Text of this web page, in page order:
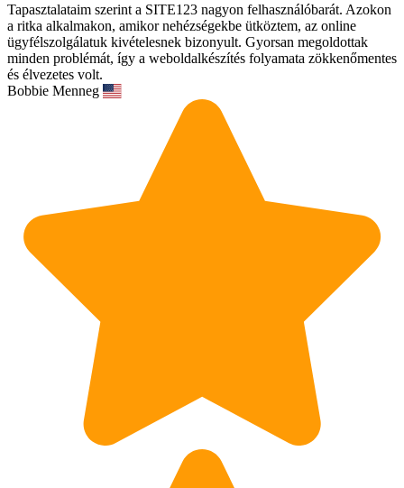
Tapasztalataim szerint a SITE123 nagyon felhasználóbarát. Azokon
a ritka alkalmakon, amikor nehézségekbe ütköztem, az online
ügyfélszolgálatuk kivételesnek bizonyult. Gyorsan megoldottak
minden problémát, így a weboldalkészítés folyamata zökkenőmentes
és élvezetes volt.
Bobbie Menneg